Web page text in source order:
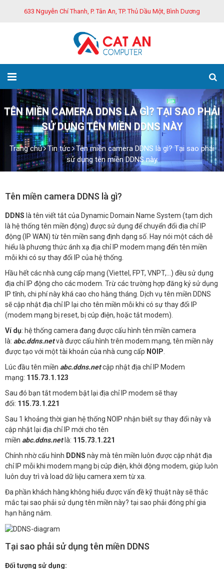
633 Nguyễn Chí Thanh, P. Tân An, TP. Thủ Dầu Một, Bình Dương
TÊN MIỀN CAMERA DDNS LÀ GÌ? TẠI SAO PHẢI
SỬ DỤNG TÊN MIỀN DDNS NÀY
Trang chủ Tin tức
Tên miền camera DDNS là gì? Tại sao phải
sử dụng tên miền DDNS này
Tên miền camera DDNS là gì?
DDNS là tên viết tắt của Dynamic Domain Name System (tạm dịch
là hệ thống tên miền động) được sử dụng để chuyển đổi địa chỉ IP
động (IP WAN) từ tên miền sang định dạng số. Hay nói một cách dễ
hiểu là phương thức ánh xạ địa chỉ IP modem mạng đến tên miền
mỗi khi có sự thay đổi IP của hệ thống.
Hầu hết các nhà cung cấp mạng (Viettel, FPT, VNPT,…) đều sử dụng
địa chỉ IP động cho các modem. Trừ các trường hợp đăng ký sử dụng
IP tĩnh, chi phí này khá cao cho hằng tháng. Dịch vụ tên miền DDNS
sẽ cập nhật địa chỉ IP lại cho tên miền mỗi khi có sự thay đổi IP
(modem mạng bị reset, bị cúp điện, hoặc tắt modem).
Ví dụ: hệ thống camera đang được cấu hình tên miền camera
là: abc.ddns.netvà được cấu hình trên modem mạng, tên miền này
được tạo với một tài khoản của nhà cung cấp NOIP
Lúc đầu tên miền abc.ddns.netcập nhật địa chỉ IP Modem
mạng: 115.73.1.123
Sau đó bạn tắt modem bật lại địa chỉ IP modem sẽ thay
đổi: 115.73.1.221
Sau 1 khoảng thời gian hệ thống NOIP nhận biết sự thay đổi này và
cập nhật lại địa chỉ IP mới cho tên
miền abc.ddns.netlà: 115.73.1.221
Chính nhờ cấu hình DDNS này mà tên miền luôn được cập nhật địa
chỉ IP mỗi khi modem mạng bị cúp điện, khởi động modem, giúp luôn
luôn duy trì và load dữ liệu camera xem từ xa.
Đa phần khách hàng không hiểu được vấn đề kỹ thuật này sẽ thắc
mắc tại sao phải sử dụng tên miền này? tại sao phải đóng phí gia
hạn hằng năm.
Tại sao phải sử dụng tên miền DDNS
Đối tượng sử dụng: